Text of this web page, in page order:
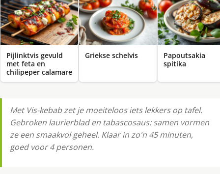
Pijlinktvis gevuld
met feta en
chilipeper calamare
Griekse schelvis
Papoutsakia
spitika
Met Vis-kebab zet je moeiteloos iets lekkers op tafel.
Gebroken laurierblad en tabascosaus: samen vormen
ze een smaakvol geheel. Klaar in zo'n 45 minuten,
goed voor 4 personen.